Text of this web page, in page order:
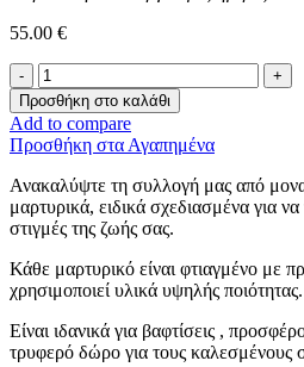
55.00 €
Μαρτυρικό
–
Μπρελόκ
-
Σάπιο
Μήλο
Δαντέλα
ποσότητα
Προσθήκη στο καλάθι
Add to compare
Προσθήκη στα Αγαπημένα
Ανακαλύψτε τη συλλογή μας από
μαρτυρικά, ειδικά σχεδιασμένα για να
στιγμές της ζωής σας.
Κάθε μαρτυρικό είναι φτιαγμένο με
χρησιμοποιεί υλικά υψηλής ποιότητας.
Είναι ιδανικά για βαφτίσεις ,
τρυφερό δώρο για τους καλεσμένους